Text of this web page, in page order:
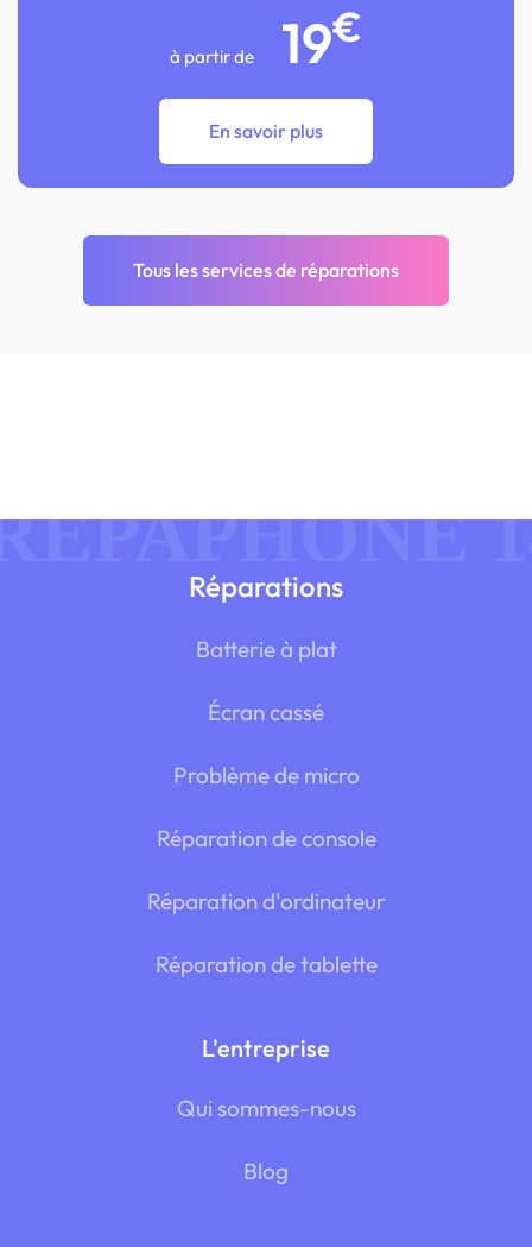
à partir de 19€
En savoir plus
Tous les services de réparations
Réparations
Batterie à plat
Écran cassé
Problème de micro
Réparation de console
Réparation d'ordinateur
Réparation de tablette
L'entreprise
Qui sommes-nous
Blog